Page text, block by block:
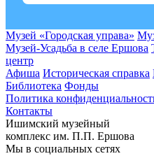
Музей «Городская управа»
Музей-Усадьба в селе Ершова
центр
Афиша Историческая справка
Библиотека Фонды
Политика
Контакты
Ишимский музейный
комплекс им. П.П. Ершова
Мы в социальных сетях